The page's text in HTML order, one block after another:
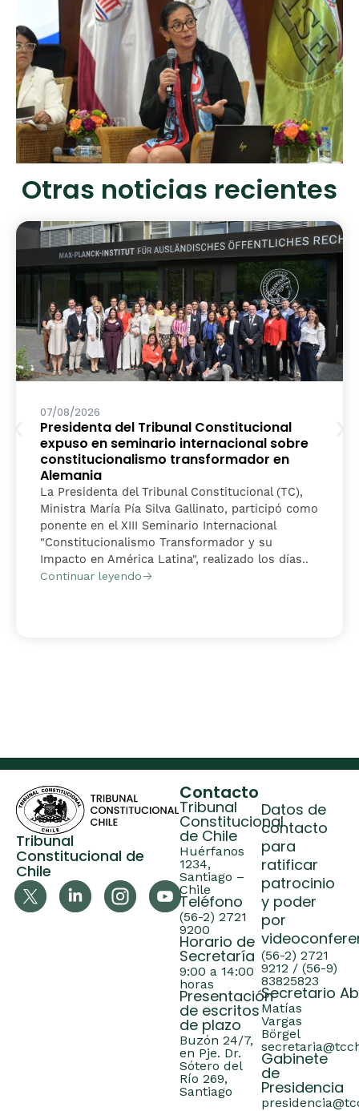
Otras noticias recientes
07/08/2026
Presidenta del Tribunal Constitucional
expuso en seminario internacional sobre
constitucionalismo transformador en
Alemania
La Presidenta del Tribunal Constitucional (TC),
Ministra María Pía Silva Gallinato, participó como
ponente en el XIII Seminario Internacional
"Constitucionalismo Transformador y su
Impacto en América Latina", realizado los días..
Continuar leyendo
Tribunal
Constitucional de
Chile
Contacto
Tribunal
Constitucional
de Chile
Huérfanos
1234,
Santiago –
Chile
Teléfono
(56-2) 2721
9200
Horario de
Secretaría
9:00 a 14:00
horas
Presentación
de escritos
de plazo
Buzón 24/7,
en Pje. Dr.
Sótero del
Río 269,
Santiago
Datos de
contacto
para
ratificar
patrocinio
y poder
por
(56-2) 2721
9212 / (56-9)
83825823
Secretario
Matías
Vargas
Börgel
Gabinete
de
Presidencia